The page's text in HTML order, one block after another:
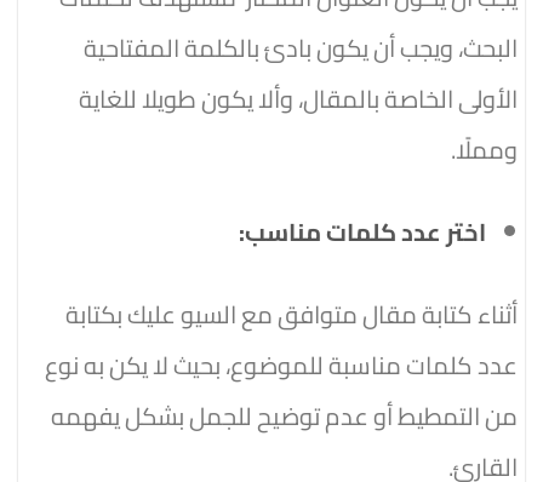
البحث، ويجب أن يكون بادئ بالكلمة المفتاحية
الأولى الخاصة بالمقال، وألا يكون طويلا للغاية
ومملًا.
اختر عدد كلمات مناسب:
أثناء كتابة مقال متوافق مع السيو عليك بكتابة
عدد كلمات مناسبة للموضوع، بحيث لا يكن به نوع
من التمطيط أو عدم توضيح للجمل بشكل يفهمه
القارئ.